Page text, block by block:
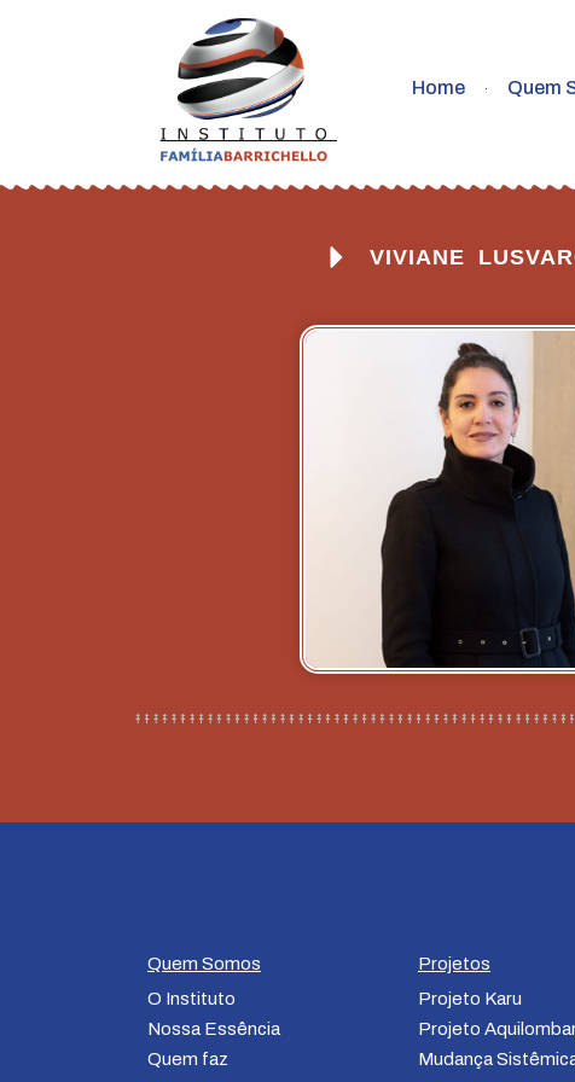
Home Quem
VIVIANE
Quem Somos
O Instituto
Nossa Essência
Quem faz
Projetos
Projeto Karu
Projeto
Mudança